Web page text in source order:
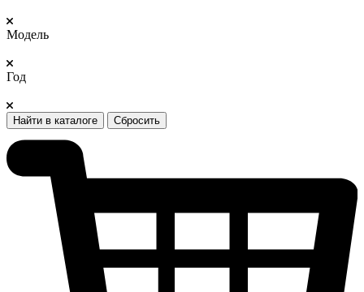
Модель
Год
Найти в каталоге Сбросить